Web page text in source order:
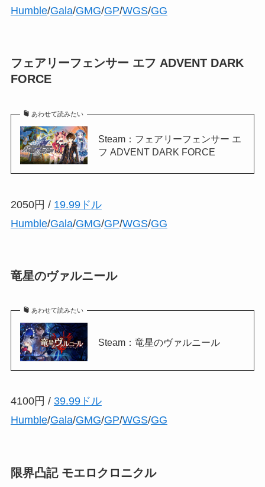
Humble/Gala/GMG/GP/WGS/GG
フェアリーフェンサー エフ ADVENT DARK
FORCE
あわせて読みたい
Steam：フェアリーフェンサー エ
フ ADVENT DARK FORCE
2050円 / 19.99ドル
Humble/Gala/GMG/GP/WGS/GG
竜星のヴァルニール
あわせて読みたい
Steam：竜星のヴァルニール
4100円 / 39.99ドル
Humble/Gala/GMG/GP/WGS/GG
限界凸記 モエロクロニクル